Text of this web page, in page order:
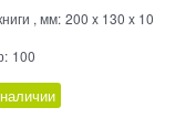
, мм: 200 x 130 x 10
100